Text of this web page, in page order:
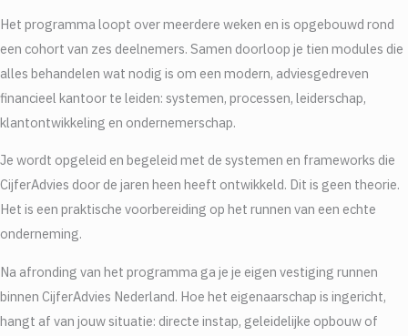
Het programma loopt over meerdere weken en is opgebouwd rond
een cohort van zes deelnemers. Samen doorloop je tien modules die
alles behandelen wat nodig is om een modern, adviesgedreven
financieel kantoor te leiden: systemen, processen, leiderschap,
klantontwikkeling en ondernemerschap.
Je wordt opgeleid en begeleid met de systemen en frameworks die
CijferAdvies door de jaren heen heeft ontwikkeld. Dit is geen theorie.
Het is een praktische voorbereiding op het runnen van een echte
onderneming.
Na afronding van het programma ga je je eigen vestiging runnen
binnen CijferAdvies Nederland. Hoe het eigenaarschap is ingericht,
hangt af van jouw situatie: directe instap, geleidelijke opbouw of